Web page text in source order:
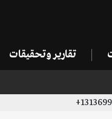
تقارير وتحقيقات